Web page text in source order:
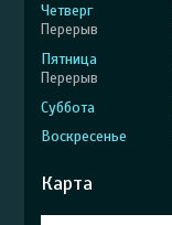
Четверг
Пятница
Суббота
Воскресенье
Карта